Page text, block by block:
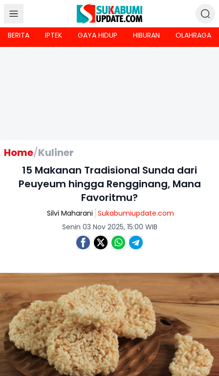
BERITA IPTEK GAYA HIDUP HIBURAN OLAHRAGA
Home/Kuliner
15 Makanan Tradisional Sunda dari
Peuyeum hingga Rengginang, Mana
Favoritmu?
Silvi Maharani Sukabumiupdate.com
Senin 03 Nov 2025, 15:00 WIB